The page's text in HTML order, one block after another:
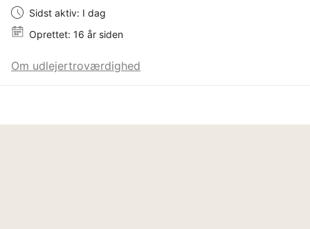
Sidst aktiv: I dag
Oprettet: 16 år siden
Om udlejertroværdighed